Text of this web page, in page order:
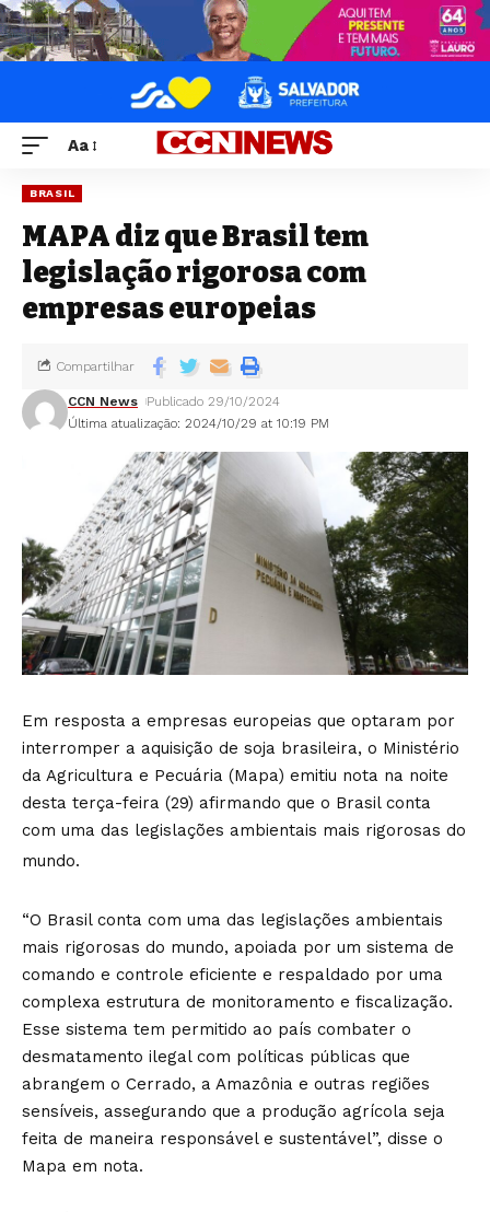
Aa
BRASIL
MAPA diz que Brasil tem
legislação rigorosa com
empresas europeias
Última atualização: 2024/10/29 at 10:19 PM
CCN News Publicado 29/10/2024
Compartilhar
Em resposta a empresas europeias que optaram por
interromper a aquisição de soja brasileira, o Ministério
da Agricultura e Pecuária (Mapa) emitiu nota na noite
desta terça-feira (29) afirmando que o Brasil conta
com uma das legislações ambientais mais rigorosas do
mundo.
“O Brasil conta com uma das legislações ambientais
mais rigorosas do mundo, apoiada por um sistema de
comando e controle eficiente e respaldado por uma
complexa estrutura de monitoramento e fiscalização.
Esse sistema tem permitido ao país combater o
desmatamento ilegal com políticas públicas que
abrangem o Cerrado, a Amazônia e outras regiões
sensíveis, assegurando que a produção agrícola seja
feita de maneira responsável e sustentável”, disse o
Mapa em nota.